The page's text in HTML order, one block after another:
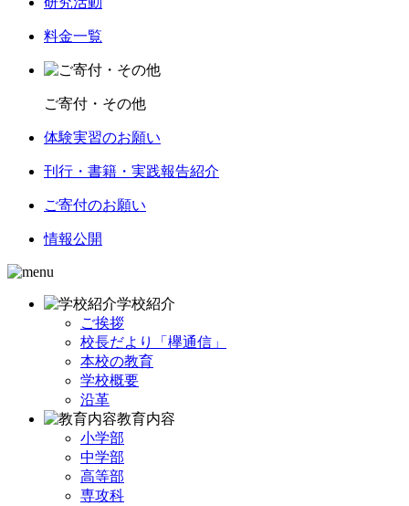
料金一覧
ご寄付・その他
体験実習のお願い
刊行・書籍・実践報告紹介
ご寄付のお願い
情報公開
学校紹介
ご挨拶
校長だより「欅通信」
本校の教育
学校概要
沿革
教育内容
小学部
中学部
高等部
専攻科